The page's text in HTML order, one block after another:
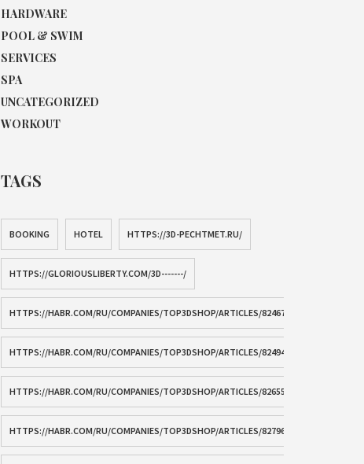
HARDWARE
POOL & SWIM
SERVICES
SPA
UNCATEGORIZED
WORKOUT
TAGS
BOOKING HOTEL HTTPS://3D-PECHTMET.RU/
HTTPS://GLORIOUSLIBERTY.COM/3D-------/
HTTPS://HABR.COM/RU/COMPANIES/TOP3DSHOP/ARTICLES/824678/
HTTPS://HABR.COM/RU/COMPANIES/TOP3DSHOP/ARTICLES/824944/
HTTPS://HABR.COM/RU/COMPANIES/TOP3DSHOP/ARTICLES/826554/
HTTPS://HABR.COM/RU/COMPANIES/TOP3DSHOP/ARTICLES/827960/